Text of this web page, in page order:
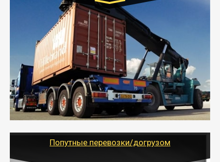
Транспорт:
Еврофура Тент от 5 до 10 тонн
грузоподъемность
от 10 000 руб. Возможен догруз
- Доставка фурой до 20 т возможна для больших
объемов грузов, упакованных в коробки, мешки,
паллеты и россыпью в самые отдаленные места
России с гарантией полной сохранности.
- Тайгер Логистик предоставляет услуги по
грузоперевозкам для физических и юридических лиц
Попутные перевозки/догрузом